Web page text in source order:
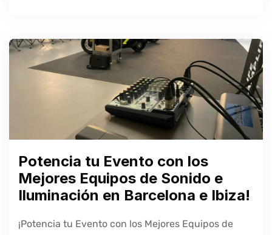
Potencia tu Evento con los
Mejores Equipos de Sonido e
Iluminación en Barcelona e Ibiza!
¡Potencia tu Evento con los Mejores Equipos de